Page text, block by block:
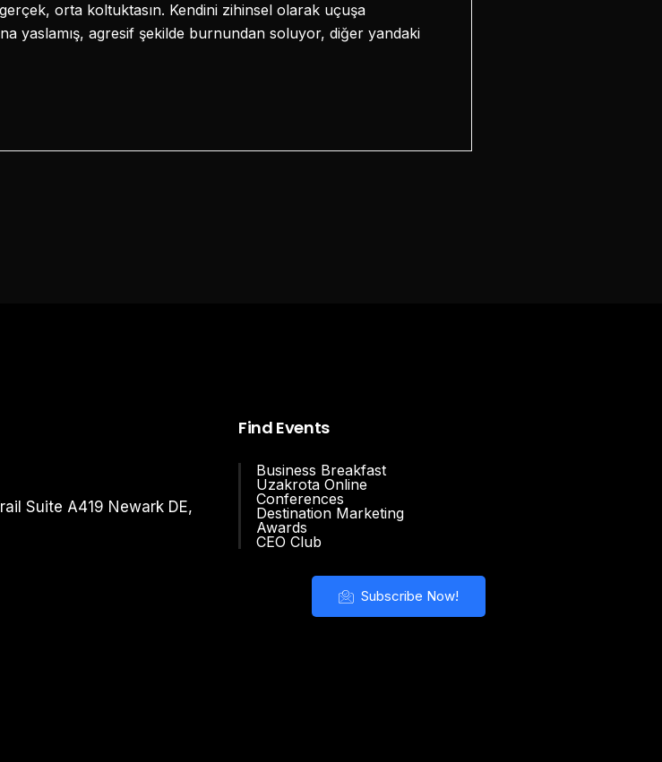
orta koltuktasın. Kendini zihinsel olarak uçuşa
yaslamış, agresif şekilde burnundan soluyor, diğer yandaki
Suite A419 Newark DE,
Find Events
Business Breakfast
Uzakrota Online
Conferences
Destination Marketing
Awards
CEO Club
Subscribe Now!